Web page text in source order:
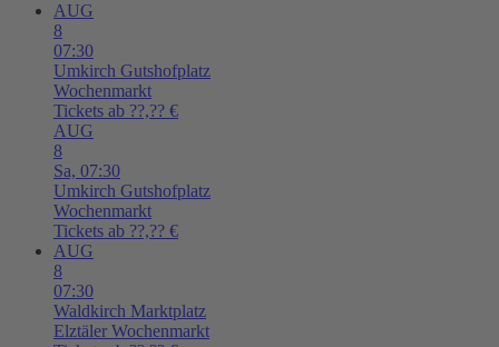
AUG
8
07:30
Umkirch Gutshofplatz
Wochenmarkt
Tickets ab ??,?? €
AUG
8
Sa, 07:30
Umkirch Gutshofplatz
Wochenmarkt
Tickets ab ??,?? €
AUG
8
07:30
Waldkirch Marktplatz
Elztäler Wochenmarkt